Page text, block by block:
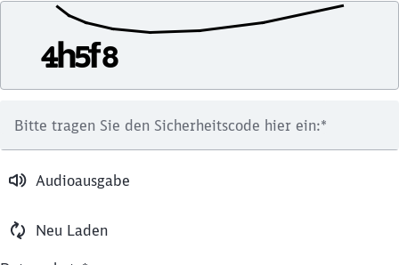
Audioausgabe
Neu Laden
Bitte tragen Sie den Sicherheitscode hier ein:*